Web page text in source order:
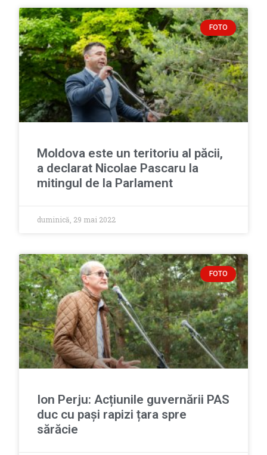
FOTO
Moldova este un teritoriu al păcii,
a declarat Nicolae Pascaru la
mitingul de la Parlament
duminică, 29 mai 2022
FOTO
Ion Perju: Acțiunile guvernării PAS
duc cu pași rapizi țara spre
sărăcie